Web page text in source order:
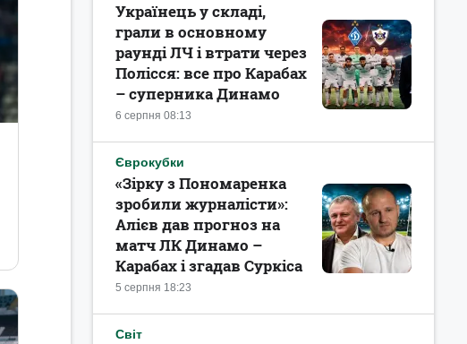
6 серпня 08:13
Українець у складі,
грали в основному
раунді ЛЧ і втрати через
Полісся: все про Карабах
– суперника Динамо
Єврокубки
5 серпня 18:23
«Зірку з Пономаренка
зробили журналісти»:
Алієв дав прогноз на
матч ЛК Динамо –
Карабах і згадав Суркіса
Світ